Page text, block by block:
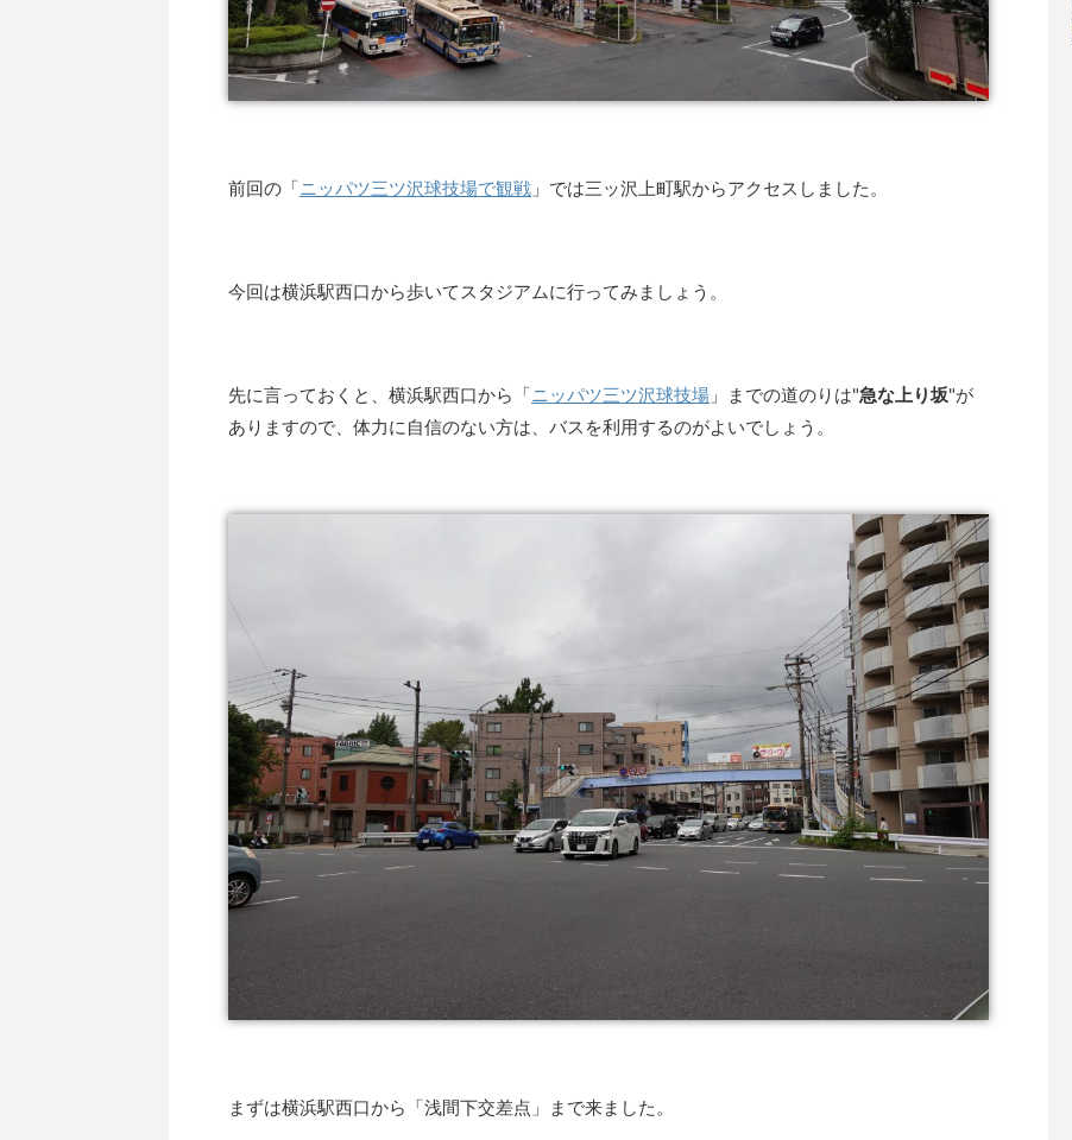
前回の「ニッパツ三ツ沢球技場で観戦 」では三ッ沢上町駅からアクセスしました。
今回は横浜駅西口から歩いてスタジアムに行ってみましょう。
先に言っておくと、横浜駅西口から「ニッパツ三ツ沢球技場 」までの道のりは"急な上り坂"が
ありますので、体力に自信のない方は、バスを利用するのがよいでしょう。
まずは横浜駅西口から「浅間下交差点」まで来ました。